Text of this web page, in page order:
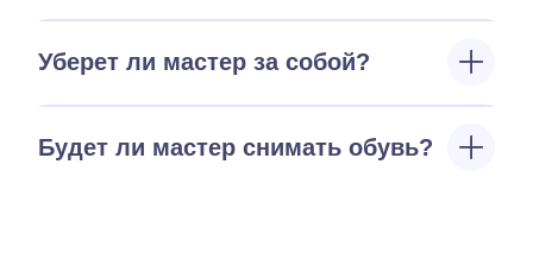
Уберет ли мастер за собой?
Будет ли мастер снимать обувь?